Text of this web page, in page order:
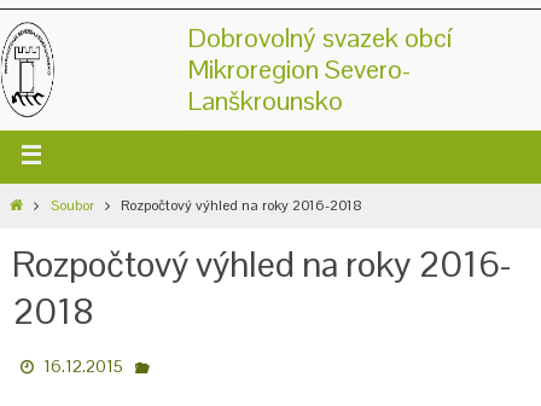
Dobrovolný svazek obcí
Mikroregion Severo-
Lanškrounsko
Soubor Rozpočtový výhled na roky 2016-2018
Rozpočtový výhled na roky 2016-
2018
16.12.2015